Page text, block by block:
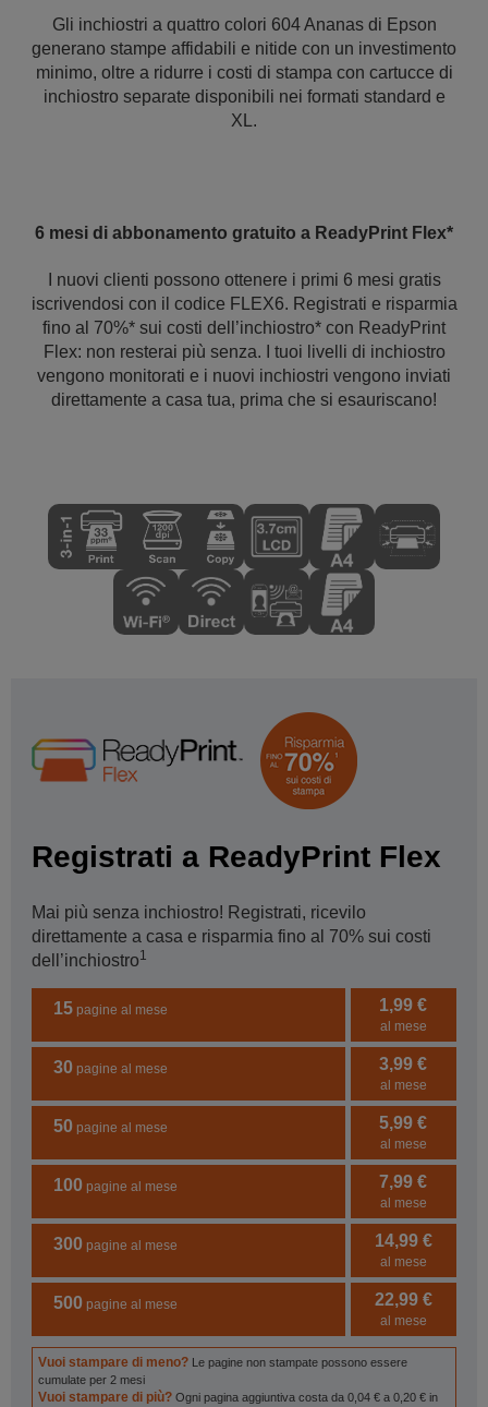
Gli inchiostri a quattro colori 604 Ananas di Epson
generano stampe affidabili e nitide con un investimento
minimo, oltre a ridurre i costi di stampa con cartucce di
inchiostro separate disponibili nei formati standard e
XL.
6 mesi di abbonamento gratuito a ReadyPrint Flex*
I nuovi clienti possono ottenere i primi 6 mesi gratis
iscrivendosi con il codice FLEX6. Registrati e risparmia
fino al 70%* sui costi dell’inchiostro* con ReadyPrint
Flex: non resterai più senza. I tuoi livelli di inchiostro
vengono monitorati e i nuovi inchiostri vengono inviati
direttamente a casa tua, prima che si esauriscano!
Registrati a ReadyPrint Flex
Mai più senza inchiostro! Registrati, ricevilo
direttamente a casa e risparmia fino al 70% sui costi
dell’inchiostro1
15 pagine al mese 1,99 €
al mese
30 pagine al mese 3,99 €
al mese
50 pagine al mese 5,99 €
al mese
100 pagine al mese 7,99 €
al mese
300 pagine al mese 14,99 €
al mese
500 pagine al mese 22,99 €
al mese
Vuoi stampare di meno? Le pagine non stampate possono essere
cumulate per 2 mesi
Vuoi stampare di più? Ogni pagina aggiuntiva costa da 0,04 € a 0,20 € in